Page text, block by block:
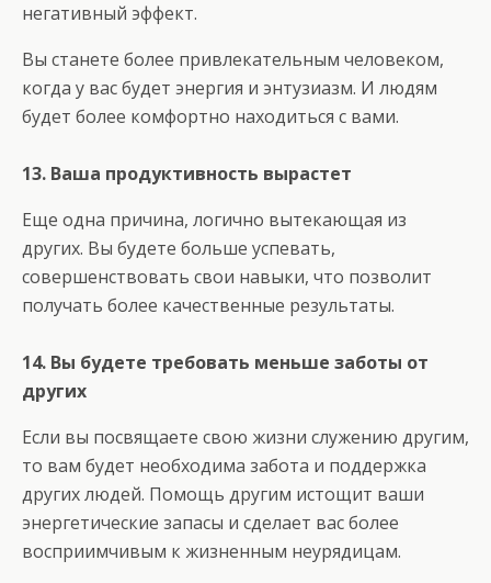
негативный эффект.
Вы станете более привлекательным человеком,
когда у вас будет энергия и энтузиазм. И людям
будет более комфортно находиться с вами.
13. Ваша продуктивность вырастет
Еще одна причина, логично вытекающая из
других. Вы будете больше успевать,
совершенствовать свои навыки, что позволит
получать более качественные результаты.
14. Вы будете требовать меньше заботы от
других
Если вы посвящаете свою жизни служению другим,
то вам будет необходима забота и поддержка
других людей. Помощь другим истощит ваши
энергетические запасы и сделает вас более
восприимчивым к жизненным неурядицам.